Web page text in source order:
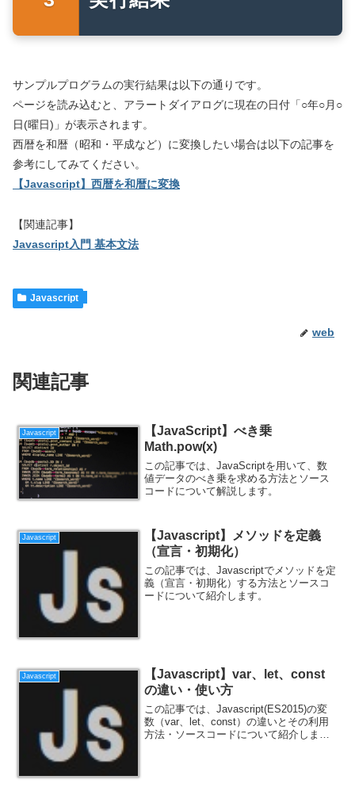
サンプルプログラムの実行結果は以下の通りです。
ページを読み込むと、アラートダイアログに現在の日付「○年○月○
日(曜日)」が表示されます。
西暦を和暦（昭和・平成など）に変換したい場合は以下の記事を
参考にしてみてください。
【Javascript】西暦を和暦に変換
【関連記事】
Javascript入門 基本文法
Javascript
web
関連記事
Javascript
【JavaScript】べき乗
Math.pow(x)
この記事では、JavaScriptを用いて、数
値データのべき乗を求める方法とソース
コードについて解説します。
Javascript
【Javascript】メソッドを定義
（宣言・初期化）
この記事では、Javascriptでメソッドを定
義（宣言・初期化）する方法とソースコ
ードについて紹介します。
Javascript
【Javascript】var、let、const
の違い・使い方
この記事では、Javascript(ES2015)の変
数（var、let、const）の違いとその利用
方法・ソースコードについて紹介しま